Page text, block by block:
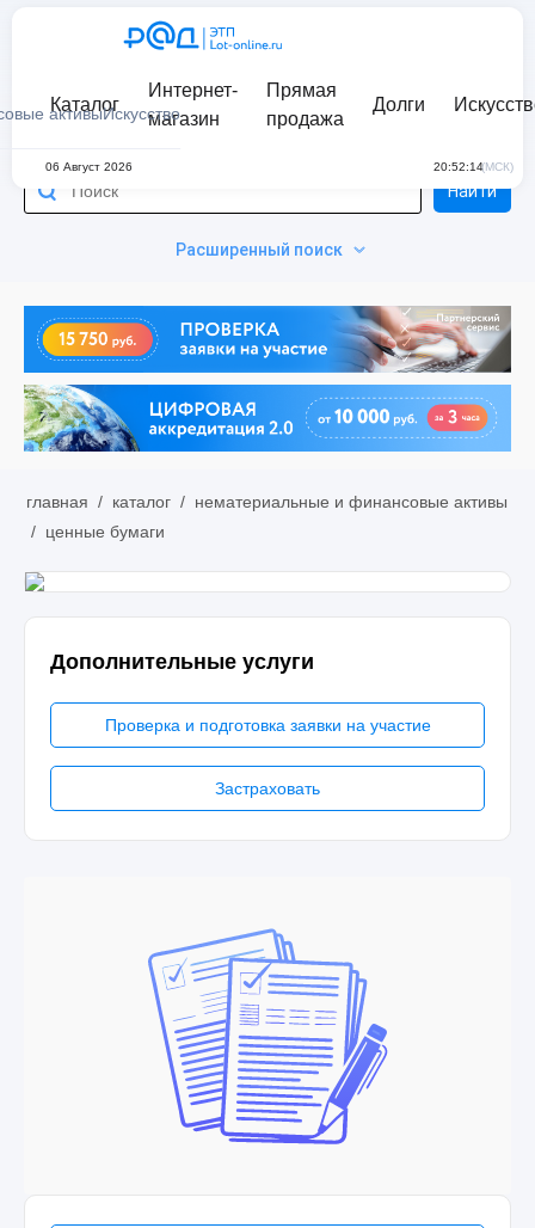
активыИскусство
Каталог
Интернет-
магазин
Прямая
продажа
Долги
06 Август 2026 20:52:14(МСК)
Расширенный поиск
Найти
главная / каталог / нематериальные и финансовые активы
/ ценные бумаги
Дополнительные услуги
Проверка и подготовка заявки на участие
Застраховать